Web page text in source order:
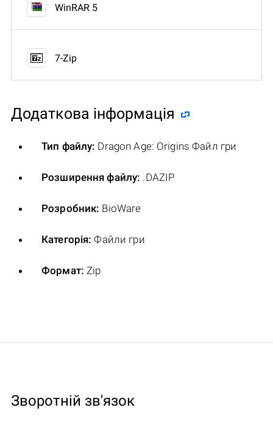
WinRAR 5
7-Zip
Додаткова інформація
Тип файлу: Dragon Age: Origins Файл гри
Розширення файлу: .DAZIP
Розробник: BioWare
Категорія: Файли гри
Формат: Zip
Зворотній зв'язок